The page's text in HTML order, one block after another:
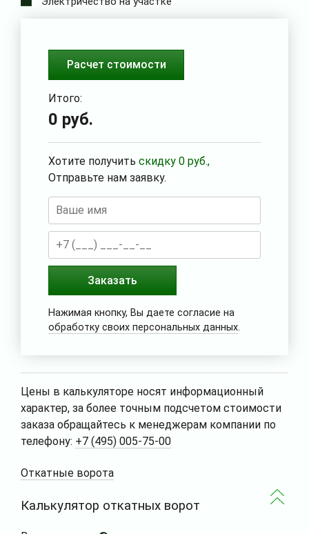
Расчет стоимости
Итого:
0 руб.
Хотите получить скидку 0 руб.,
Отправьте нам заявку.
Заказать
Нажимая кнопку, Вы даете согласие на
обработку своих персональных данных.
Цены в калькуляторе носят информационный
характер, за более точным подсчетом стоимости
заказа обращайтесь к менеджерам компании по
телефону: +7 (495) 005-75-00
Откатные ворота
Калькулятор откатных ворот